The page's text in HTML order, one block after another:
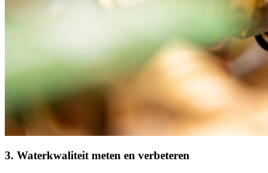
3. Waterkwaliteit meten en verbeteren